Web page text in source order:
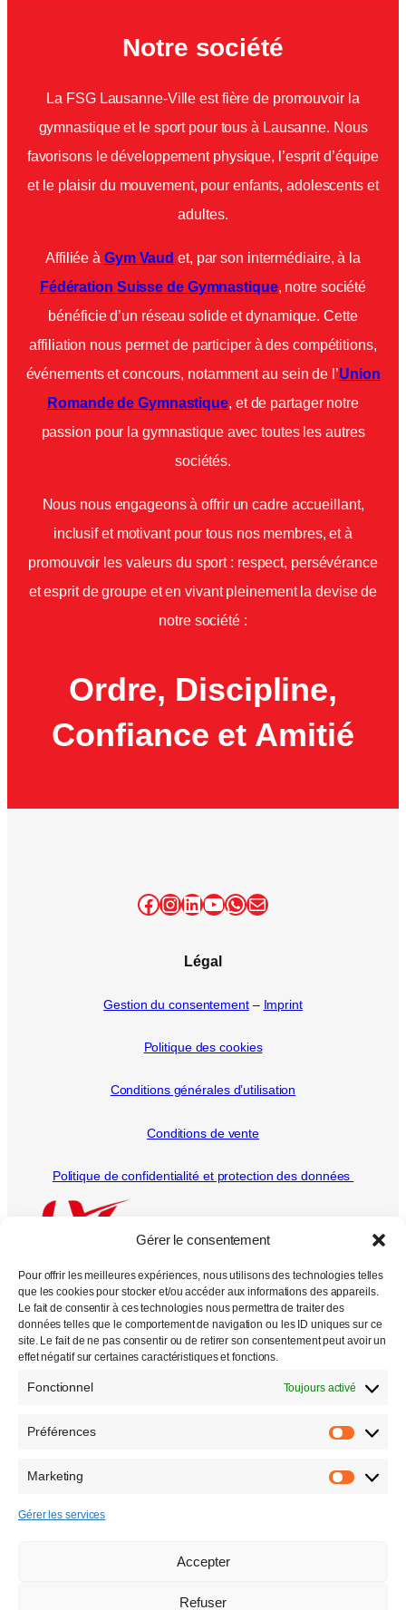
Gérer le consentement
Pour offrir les meilleures expériences, nous utilisons des technologies telles
que les cookies pour stocker et/ou accéder aux informations des appareils.
Le fait de consentir à ces technologies nous permettra de traiter des
données telles que le comportement de navigation ou les ID uniques sur ce
site. Le fait de ne pas consentir ou de retirer son consentement peut avoir un
effet négatif sur certaines caractéristiques et fonctions.
Fonctionnel Toujours activé
Préférences
Marketing
Gérer les services
Accepter
Refuser
Notre société
La FSG Lausanne-Ville est fière de promouvoir la
gymnastique et le sport pour tous à Lausanne. Nous
favorisons le développement physique, l’esprit d’équipe
et le plaisir du mouvement, pour enfants, adolescents et
adultes.
Affiliée à Gym Vaud et, par son intermédiaire, à la
Fédération Suisse de Gymnastique, notre société
bénéficie d’un réseau solide et dynamique. Cette
affiliation nous permet de participer à des compétitions,
événements et concours, notamment au sein de l’Union
Romande de Gymnastique, et de partager notre
passion pour la gymnastique avec toutes les autres
sociétés.
Nous nous engageons à offrir un cadre accueillant,
inclusif et motivant pour tous nos membres, et à
promouvoir les valeurs du sport : respect, persévérance
et esprit de groupe et en vivant pleinement la devise de
notre société :
Ordre, Discipline,
Confiance et Amitié
Facebook
Instagram
LinkedIn
YouTube
WhatsApp
E-mail
Légal
Gestion du consentement– Imprint
Politique des cookies
Conditions générales d’utilisation
Conditions de vente
Politique de confidentialité et protection des données
Tous droits réservés